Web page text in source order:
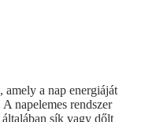
amely a nap energiáját
napelemes rendszer
sík vagy dőlt